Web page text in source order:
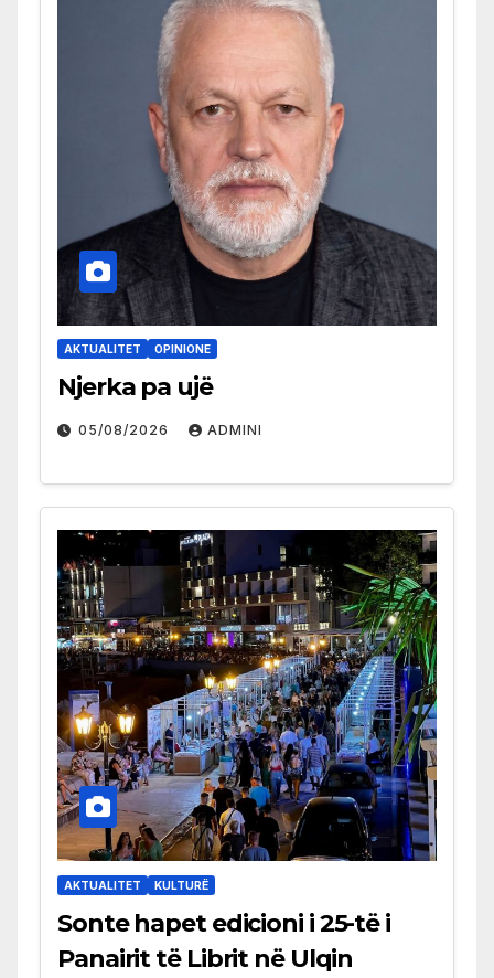
AKTUALITET OPINIONE
Njerka pa ujë
05/08/2026 ADMINI
AKTUALITET KULTURË
Sonte hapet edicioni i 25-të i
Panairit të Librit në Ulqin